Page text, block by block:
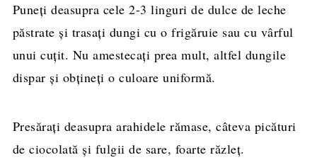
Puneți deasupra cele 2-3 linguri de dulce de leche
păstrate și trasați dungi cu o frigăruie sau cu vârful
unui cuțit. Nu amestecați prea mult, altfel dungile
dispar și obțineți o culoare uniformă.
Presărați deasupra arahidele rămase, câteva picături
de ciocolată și fulgii de sare, foarte răzleț.